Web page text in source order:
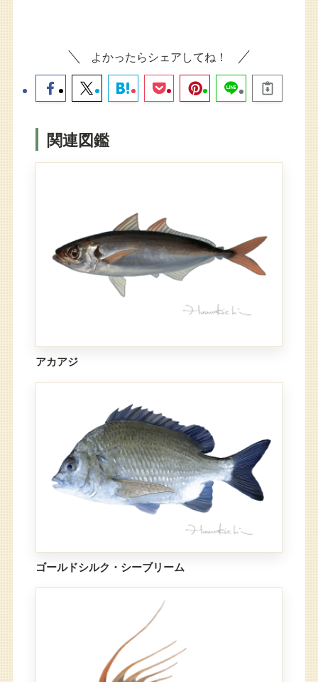
よかったらシェアしてね！
関連図鑑
アカアジ
ゴールドシルク・シーブリーム